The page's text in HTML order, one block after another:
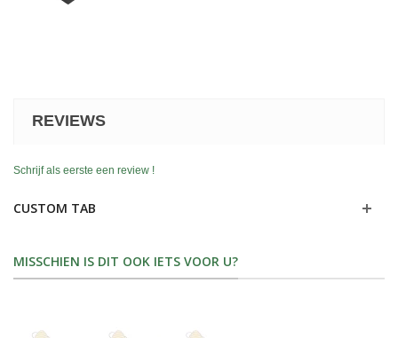
REVIEWS
Schrijf als eerste een review !
CUSTOM TAB
MISSCHIEN IS DIT OOK IETS VOOR U?